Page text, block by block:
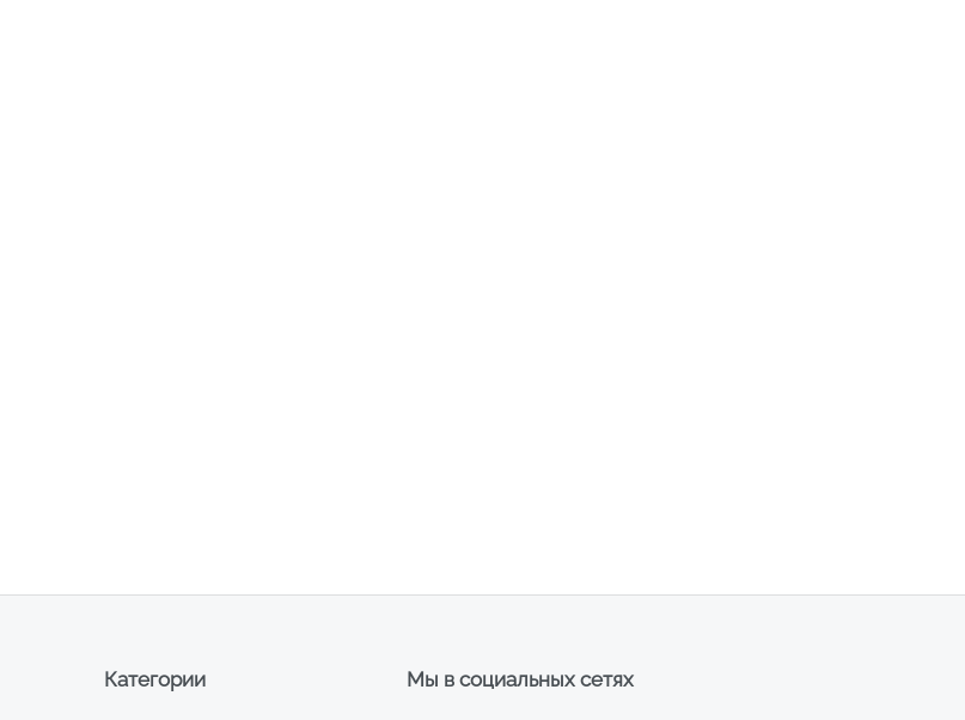
Мы в социальных сетях
Категории